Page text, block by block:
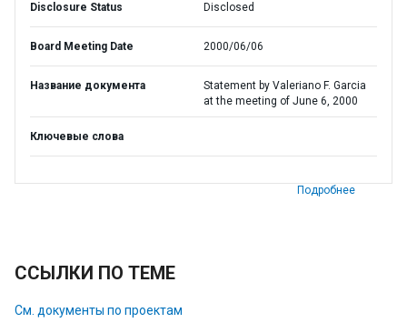
Disclosure Status Disclosed
Board Meeting Date 2000/06/06
Название документа
Statement by Valeriano F. Garcia
at the meeting of June 6, 2000
Ключевые слова
Подробнее
ССЫЛКИ ПО ТЕМЕ
См. документы по проектам